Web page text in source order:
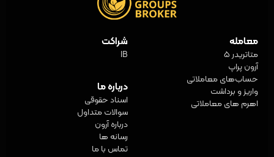
معامله
متاتریدر 5
آرون پراپ
حساب‌های معاملاتی
واریز و برداشت
اهرم های معاملاتی
شراکت
IB
درباره ما
اسناد حقوقی
سوالات متداول
درباره آرون
رسانه ها
تماس با ما